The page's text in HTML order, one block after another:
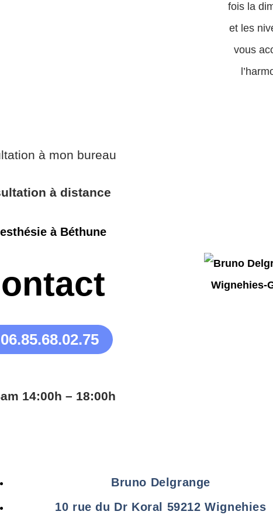
fois la
et les
vous
à mon bureau
à distance
à Béthune
06.85.68.02.75
14:00h – 18:00h
Bruno Delgrange
10 rue du Dr Koral 59212 Wignehies